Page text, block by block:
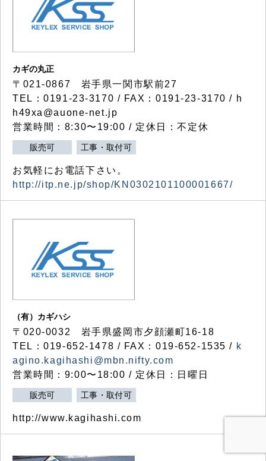
カギの丸正
〒021-0867 岩手県一関市駅前27
TEL：0191-23-3170 / FAX：0191-23-3170 / h
h49xa@auone-net.jp
営業時間：8:30〜19:00 / 定休日：不定休
販売可 工事・取付可
お気軽にお電話下さい。
http://itp.ne.jp/shop/KN0302101100001667/
（有）カギハシ
〒020-0032 岩手県盛岡市夕顔瀬町16-18
TEL：019-652-1478 / FAX：019-652-1535 / k
agino.kagihashi@mbn.nifty.com
営業時間：9:00〜18:00 / 定休日：日曜日
販売可 工事・取付可
http://www.kagihashi.com